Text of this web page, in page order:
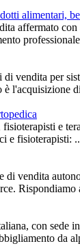
alimentari,
affermato
di vendita per
l'acquisizione
e
e fisioterapisti:
di vendita
con sede
da